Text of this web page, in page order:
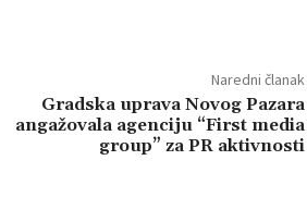
Naredni članak
Gradska uprava Novog Pazara
angažovala agenciju “First media
group” za PR aktivnosti